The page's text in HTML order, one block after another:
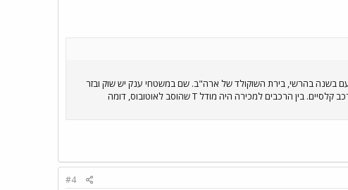
בשנה בהרשי, בירת השוקולד של ארה"ב. שם במשטחי ענק יש שוק ובזר
לחלפים וחזרתי עם אולי 50 ק"ג חלקים למוסטנג), שוק למכירת רכב עתיק עם מאות מכוניות, ויום תצוגה של כלי רכב קלסיים. בין הרכבים למכירה היה מודל T שהוסב לאוטובוס, דומה
#4